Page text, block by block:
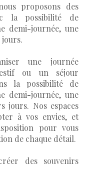
proposons des
la possibilité de
demi-journée, une
une journée
ou un séjour
la possibilité de
demi-journée, une
jours. Nos espaces
à vos envies, et
pour vous
de chaque détail.
des souvenirs